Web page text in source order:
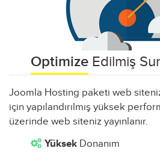
Optimize Edilmiş
Joomla Hosting paketi web
için yapılandırılmış yüksek
üzerinde web siteniz yayınlanır.
Yüksek Donanım